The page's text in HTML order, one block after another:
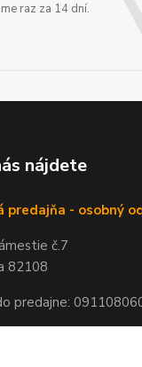
raz za 14 dní.
nájdete
predajňa - osobný
č.7
82108
predajne: